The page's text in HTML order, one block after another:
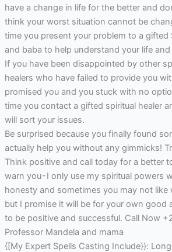
have a change in life for the better and
think your worst situation cannot be
time you present your problem to a gifted
and baba to help understand your life
If you have been disappointed by other
healers who have failed to provide you
promised you and you stuck with no
time you contact a gifted spiritual healer
will sort your issues.
Be surprised because you finally found
actually help you without any gimmicks!
Think positive and call today for a better
warn you - I only use my spiritual powers
honesty and sometimes you may not like
but I promise it will be for your own good
to be positive and successful. Call Now
Professor Mandela and mama
{[My Expert Spells Casting Include}}: